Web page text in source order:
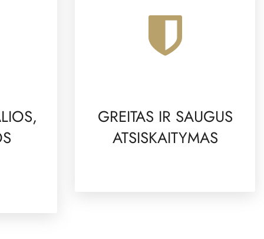
GREITAS IR SAUGUS
ATSISKAITYMAS